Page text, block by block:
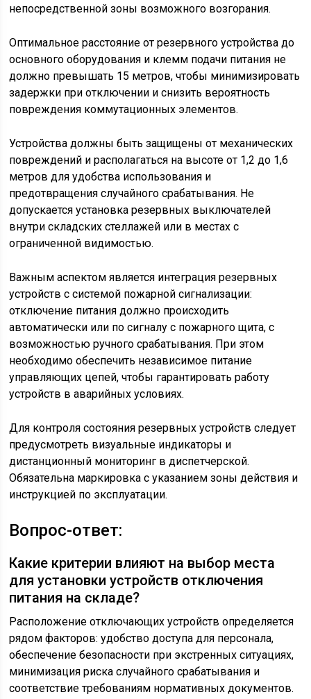
непосредственной зоны возможного возгорания.
Оптимальное расстояние от резервного устройства до
основного оборудования и клемм подачи питания не
должно превышать 15 метров, чтобы минимизировать
задержки при отключении и снизить вероятность
повреждения коммутационных элементов.
Устройства должны быть защищены от механических
повреждений и располагаться на высоте от 1,2 до 1,6
метров для удобства использования и
предотвращения случайного срабатывания. Не
допускается установка резервных выключателей
внутри складских стеллажей или в местах с
ограниченной видимостью.
Важным аспектом является интеграция резервных
устройств с системой пожарной сигнализации:
отключение питания должно происходить
автоматически или по сигналу с пожарного щита, с
возможностью ручного срабатывания. При этом
необходимо обеспечить независимое питание
управляющих цепей, чтобы гарантировать работу
устройств в аварийных условиях.
Для контроля состояния резервных устройств следует
предусмотреть визуальные индикаторы и
дистанционный мониторинг в диспетчерской.
Обязательна маркировка с указанием зоны действия и
инструкцией по эксплуатации.
Вопрос-ответ:
Какие критерии влияют на выбор места
для установки устройств отключения
питания на складе?
Расположение отключающих устройств определяется
рядом факторов: удобство доступа для персонала,
обеспечение безопасности при экстренных ситуациях,
минимизация риска случайного срабатывания и
соответствие требованиям нормативных документов.